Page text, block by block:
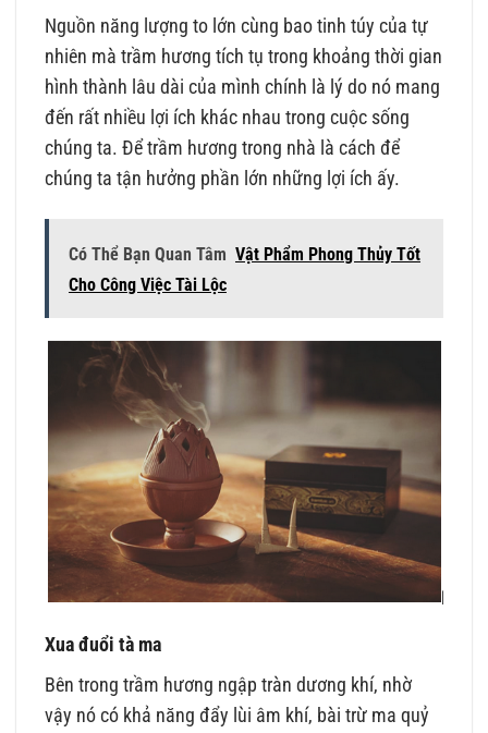
Nguồn năng lượng to lớn cùng bao tinh túy của tự
nhiên mà trầm hương tích tụ trong khoảng thời gian
hình thành lâu dài của mình chính là lý do nó mang
đến rất nhiều lợi ích khác nhau trong cuộc sống
chúng ta. Để trầm hương trong nhà là cách để
chúng ta tận hưởng phần lớn những lợi ích ấy.
Có Thể Bạn Quan Tâm Vật Phẩm Phong Thủy Tốt
Cho Công Việc Tài Lộc
Xua đuổi tà ma
Bên trong trầm hương ngập tràn dương khí, nhờ
vậy nó có khả năng đẩy lùi âm khí, bài trừ ma quỷ